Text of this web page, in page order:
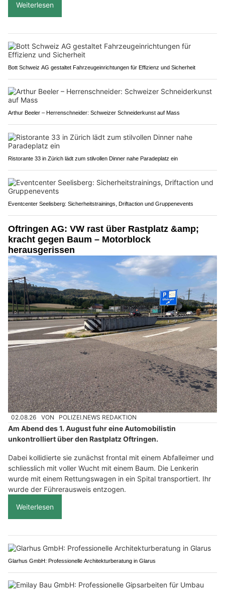
Weiterlesen
Bott Schweiz AG gestaltet Fahrzeugeinrichtungen für Effizienz und Sicherheit
Arthur Beeler – Herrenschneider: Schweizer Schneiderkunst auf Mass
Ristorante 33 in Zürich lädt zum stilvollen Dinner nahe Paradeplatz ein
Eventcenter Seelisberg: Sicherheitstrainings, Driftaction und Gruppenevents
Oftringen AG: VW rast über Rastplatz &amp;
kracht gegen Baum – Motorblock
herausgerissen
02.08.26 VON POLIZEI.NEWS REDAKTION
Am Abend des 1. August fuhr eine Automobilistin
unkontrolliert über den Rastplatz Oftringen.
Dabei kollidierte sie zunächst frontal mit einem Abfalleimer und
schliesslich mit voller Wucht mit einem Baum. Die Lenkerin
wurde mit einem Rettungswagen in ein Spital transportiert. Ihr
wurde der Führerausweis entzogen.
Weiterlesen
Glarhus GmbH: Professionelle Architekturberatung in Glarus